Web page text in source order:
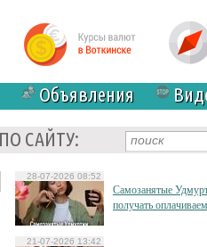
Объявления
САЙТУ:
28-07-2026 08:52
Самозанятые
получать
21-07-2026 13:42